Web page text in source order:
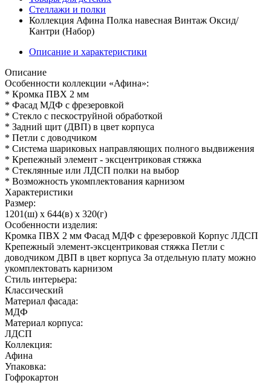
Стеллажи и полки
Коллекция Афина Полка навесная Винтаж Оксид/
Кантри (Набор)
Описание и характеристики
Описание
Особенности коллекции «Афина»:
* Кромка ПВХ 2 мм
* Фасад МДФ с фрезеровкой
* Стекло с пескоструйной обработкой
* Задний щит (ДВП) в цвет корпуса
* Петли с доводчиком
* Система шариковых направляющих полного выдвижения
* Крепежный элемент - эксцентриковая стяжка
* Стеклянные или ЛДСП полки на выбор
* Возможность укомплектования карнизом
Характеристики
Размер:
1201(ш) x 644(в) x 320(г)
Особенности изделия:
Кромка ПВХ 2 мм Фасад МДФ с фрезеровкой Корпус ЛДСП
Крепежный элемент-эксцентриковая стяжка Петли с
доводчиком ДВП в цвет корпуса За отдельную плату можно
укомплектовать карнизом
Стиль интерьера:
Классический
Материал фасада:
МДФ
Материал корпуса:
ЛДСП
Коллекция:
Афина
Упаковка:
Гофрокартон